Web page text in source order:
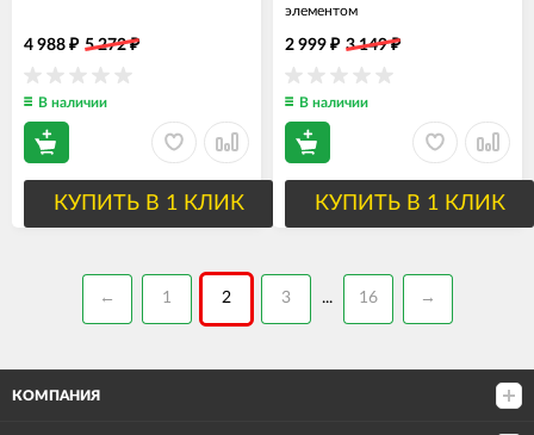
4 988 ₽ 5 272₽
В наличии
КУПИТЬ В 1 КЛИК
элементом
2 999 ₽ 3 149₽
В наличии
КУПИТЬ В 1 КЛИК
← 1 2 3 ... 16 →
КОМПАНИЯ